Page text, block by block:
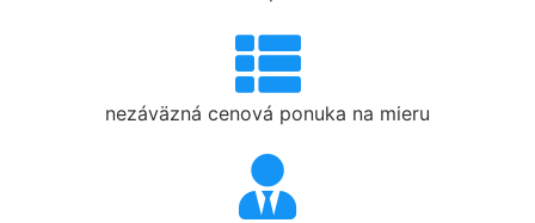
nezáväzná cenová ponuka na mieru